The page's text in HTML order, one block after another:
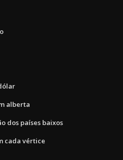
alberta
dos países baixos
cada vértice